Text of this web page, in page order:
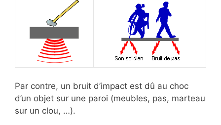
Par contre, un bruit d’impact est dû au choc
d’un objet sur une paroi (meubles, pas, marteau
sur un clou, …).